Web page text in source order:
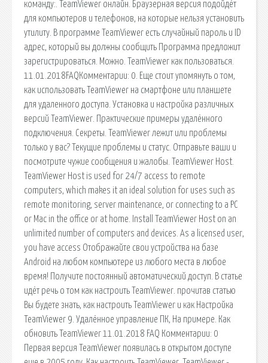
команду:. TeamViewer онлайн. Браузерная версия подойдёт
для компьютеров и телефонов, на которые нельзя установить
утилиту. В программе TeamViewer есть случайный пароль и ID
адрес, который вы должны сообщить Программа предложит
зарегистрироваться. Можно. TeamViewer как пользоваться.
11.01.2018FAQКомментарии: 0. Еще стоит упомянуть о том,
как использовать TeamViewer на смартфоне или планшете
для удаленного доступа. Установка и настройка различных
версий TeamViewer. Практические примеры удалённого
подключения. Секреты. TeamViewer лежит или проблемы
только у вас? Текущие проблемы и статус. Отправьте ваши и
посмотрите чужие сообщения и жалобы. TeamViewer Host.
TeamViewer Host is used for 24/7 access to remote
computers, which makes it an ideal solution for uses such as
remote monitoring, server maintenance, or connecting to a PC
or Mac in the office or at home. Install TeamViewer Host on an
unlimited number of computers and devices. As a licensed user,
you have access Отображайте свои устройства на базе
Android на любом компьютере из любого места в любое
время! Получите постоянный автоматический доступ. В статье
идёт речь о том как настроить TeamViewer. прочитав статью
Вы будете знать, как настроить TeamViewer и как Настройка
TeamViewer 9. Удалённое управление ПК, На примере. Как
обновить TeamViewer 11.01.2018 FAQ Комментарии: 0
Первая версия TeamViewer появилась в открытом доступе